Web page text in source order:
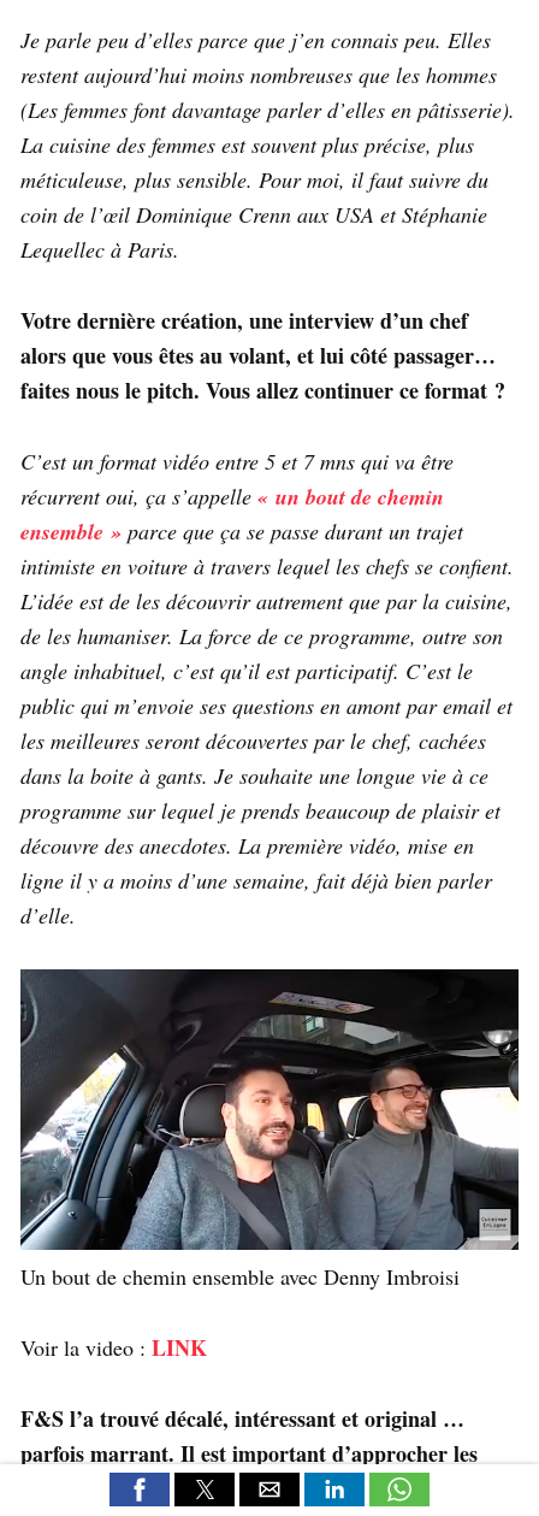
Je parle peu d’elles parce que j’en connais peu. Elles
restent aujourd’hui moins nombreuses que les hommes
(Les femmes font davantage parler d’elles en pâtisserie).
La cuisine des femmes est souvent plus précise, plus
méticuleuse, plus sensible. Pour moi, il faut suivre du
coin de l’œil Dominique Crenn aux USA et Stéphanie
Lequellec à Paris.
Votre dernière création, une interview d’un chef
alors que vous êtes au volant, et lui côté passager…
faites nous le pitch. Vous allez continuer ce format ?
C’est un format vidéo entre 5 et 7 mns qui va être
récurrent oui, ça s’appelle « un bout de chemin
ensemble » parce que ça se passe durant un trajet
intimiste en voiture à travers lequel les chefs se confient.
L’idée est de les découvrir autrement que par la cuisine,
de les humaniser. La force de ce programme, outre son
angle inhabituel, c’est qu’il est participatif. C’est le
public qui m’envoie ses questions en amont par email et
les meilleures seront découvertes par le chef, cachées
dans la boite à gants. Je souhaite une longue vie à ce
programme sur lequel je prends beaucoup de plaisir et
découvre des anecdotes. La première vidéo, mise en
ligne il y a moins d’une semaine, fait déjà bien parler
d’elle.
Un bout de chemin ensemble avec Denny Imbroisi
Voir la video : LINK
F&S l’a trouvé décalé, intéressant et original …
parfois marrant. Il est important d’approcher les
chefs hors contexte de leur cuisine, au moins ils ne